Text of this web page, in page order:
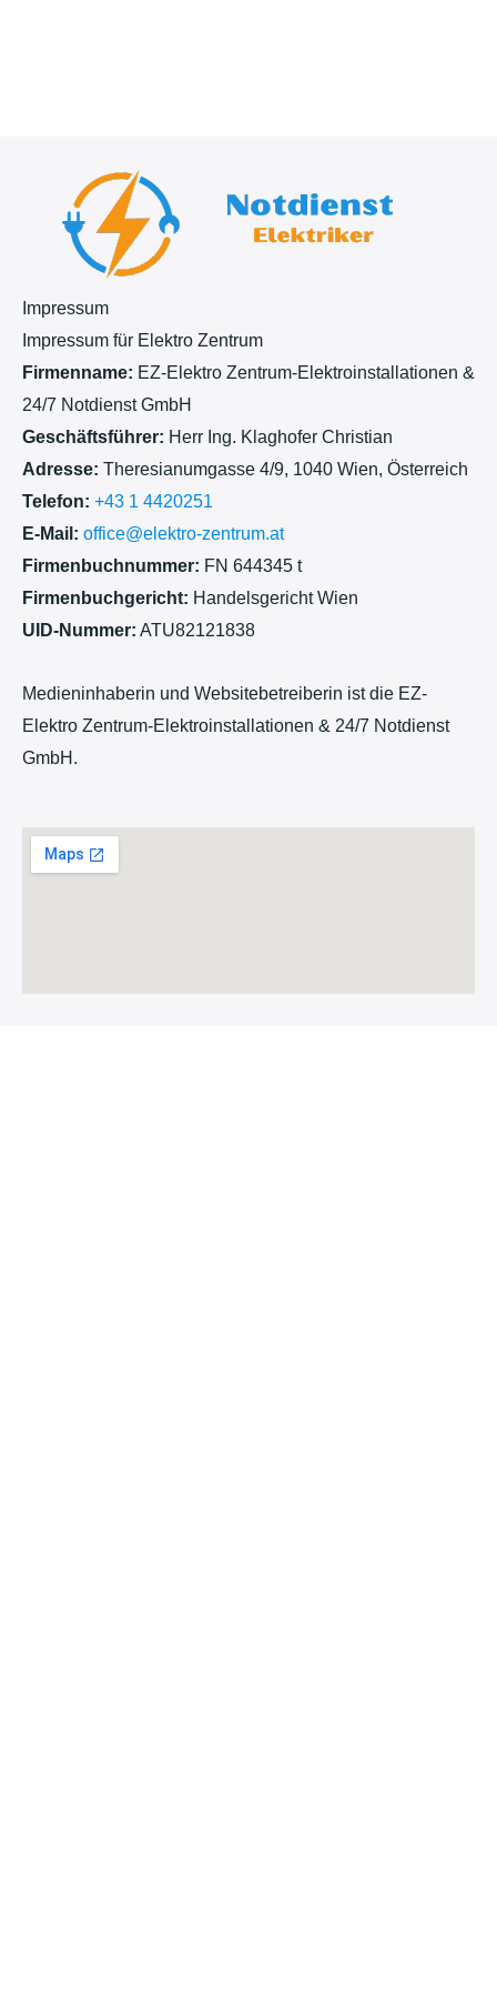
Impressum
Impressum für Elektro Zentrum
Firmenname: EZ-Elektro Zentrum-Elektroinstallationen &
24/7 Notdienst GmbH
Geschäftsführer: Herr Ing. Klaghofer Christian
Adresse: Theresianumgasse 4/9, 1040 Wien, Österreich
Telefon: +43 1 4420251
E-Mail: office@elektro-zentrum.at
Firmenbuchnummer: FN 644345 t
Firmenbuchgericht: Handelsgericht Wien
UID-Nummer: ATU82121838
Medieninhaberin und Websitebetreiberin ist die EZ-
Elektro Zentrum-Elektroinstallationen & 24/7 Notdienst
GmbH.